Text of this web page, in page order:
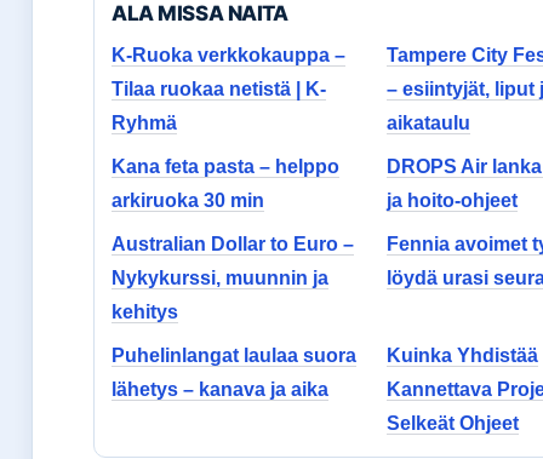
ALA MISSA NAITA
K-Ruoka verkkokauppa –
Tilaa ruokaa netistä | K-
Ryhmä
Tampere City
– esiintyjät, liput
aikataulu
Kana feta pasta – helppo
arkiruoka 30 min
DROPS Air
ja hoito-ohjeet
Australian Dollar to Euro –
Nykykurssi, muunnin ja
kehitys
Fennia avoimet
löydä urasi
Puhelinlangat laulaa suora
lähetys – kanava ja aika
Kuinka Yhdistää
Kannettava
Selkeät Ohjeet